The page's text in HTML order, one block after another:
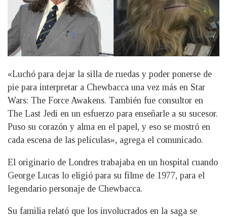
«Luchó para dejar la silla de ruedas y poder ponerse de
pie para interpretar a Chewbacca una vez más en Star
Wars: The Force Awakens. También fue consultor en
The Last Jedi en un esfuerzo para enseñarle a su sucesor.
Puso su corazón y alma en el papel, y eso se mostró en
cada escena de las películas», agrega el comunicado.
El originario de Londres trabajaba en un hospital cuando
George Lucas lo eligió para su filme de 1977, para el
legendario personaje de Chewbacca.
Su familia relató que los involucrados en la saga se